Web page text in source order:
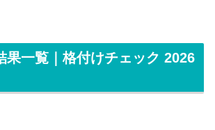
果一覧｜格付けチェック 2026